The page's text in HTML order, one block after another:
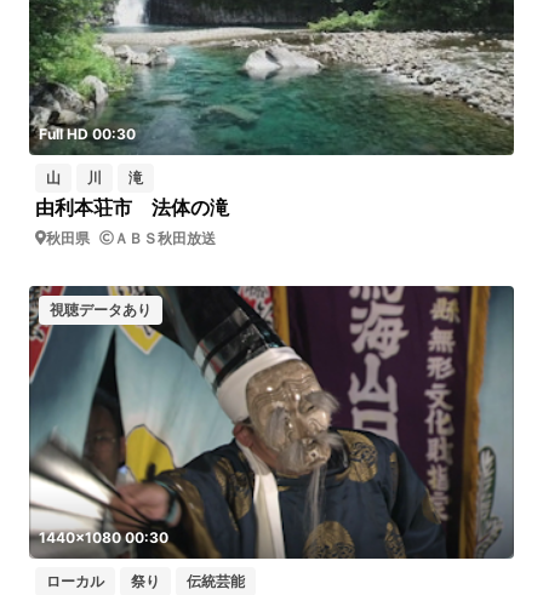
Full HD 00:30
山 川 滝
由利本荘市 法体の滝
秋田県 ＡＢＳ秋田放送
視聴データあり
1440x1080 00:30
ローカル 祭り 伝統芸能